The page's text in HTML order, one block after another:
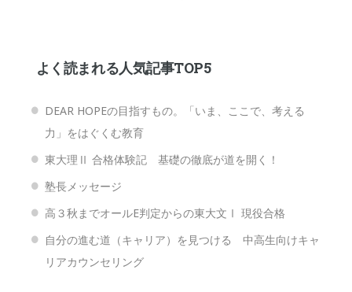
よく読まれる人気記事TOP5
DEAR HOPEの目指すもの。「いま、ここで、考える
力」をはぐくむ教育
東大理Ⅱ 合格体験記 基礎の徹底が道を開く！
塾長メッセージ
高３秋までオールE判定からの東大文Ⅰ 現役合格
自分の進む道（キャリア）を見つける 中高生向けキャ
リアカウンセリング